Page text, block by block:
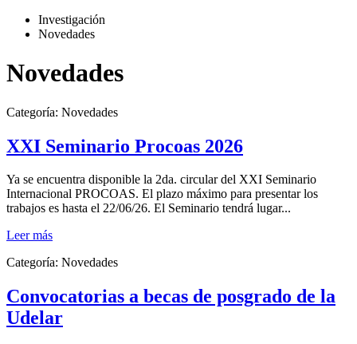
Investigación
Novedades
Novedades
Categoría: Novedades
XXI Seminario Procoas 2026
Ya se encuentra disponible la 2da. circular del XXI Seminario
Internacional PROCOAS. El plazo máximo para presentar los
trabajos es hasta el 22/06/26. El Seminario tendrá lugar...
Leer más
Categoría: Novedades
Convocatorias a becas de posgrado de la
Udelar